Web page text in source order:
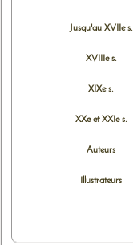
Jusqu'au XVIIe s.
XVIIIe s.
XIXe s.
XXe et XXIe s.
Auteurs
Illustrateurs